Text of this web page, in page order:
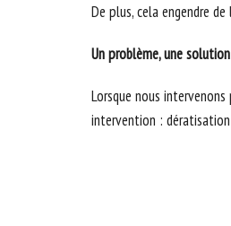
De plus, cela engendre
Un problème, une
Lorsque nous intervenons
intervention :